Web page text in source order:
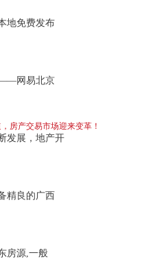
地免费发布
——网易北京
房产交易市场迎来变革！
发展，地产开
精良的广西
房源,一般